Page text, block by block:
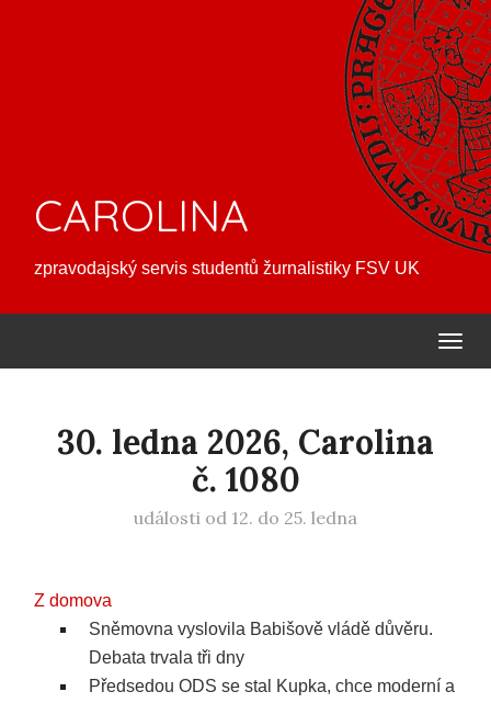
CAROLINA
zpravodajský servis studentů žurnalistiky FSV UK
30. ledna 2026, Carolina
č. 1080
události od 12. do 25. ledna
Z domova
Sněmovna vyslovila Babišově vládě důvěru.
Debata trvala tři dny
Předsedou ODS se stal Kupka, chce moderní a